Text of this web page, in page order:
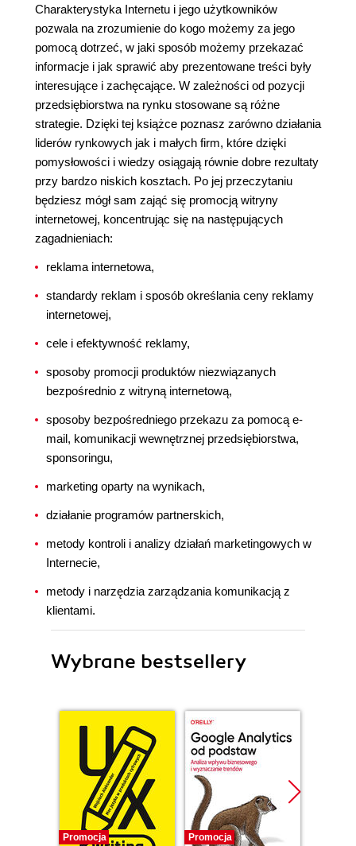
Charakterystyka Internetu i jego użytkowników
pozwala na zrozumienie do kogo możemy za jego
pomocą dotrzeć, w jaki sposób możemy przekazać
informacje i jak sprawić aby prezentowane treści były
interesujące i zachęcające. W zależności od pozycji
przedsiębiorstwa na rynku stosowane są różne
strategie. Dzięki tej książce poznasz zarówno działania
liderów rynkowych jak i małych firm, które dzięki
pomysłowości i wiedzy osiągają równie dobre rezultaty
przy bardzo niskich kosztach. Po jej przeczytaniu
będziesz mógł sam zająć się promocją witryny
internetowej, koncentrując się na następujących
zagadnieniach:
reklama internetowa,
standardy reklam i sposób określania ceny reklamy
internetowej,
cele i efektywność reklamy,
sposoby promocji produktów niezwiązanych
bezpośrednio z witryną internetową,
sposoby bezpośredniego przekazu za pomocą e-
mail, komunikacji wewnętrznej przedsiębiorstwa,
sponsoringu,
marketing oparty na wynikach,
działanie programów partnerskich,
metody kontroli i analizy działań marketingowych w
Internecie,
metody i narzędzia zarządzania komunikacją z
klientami.
Wybrane bestsellery
Promocja Promocja